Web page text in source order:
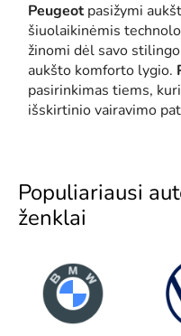
Peugeotpasižymi
šiuolaikinėmis
žinomi dėl savo
aukšto komforto lygio.
pasirinkimas tiems,
išskirtinio vairavimo
Populiariausi
ženklai